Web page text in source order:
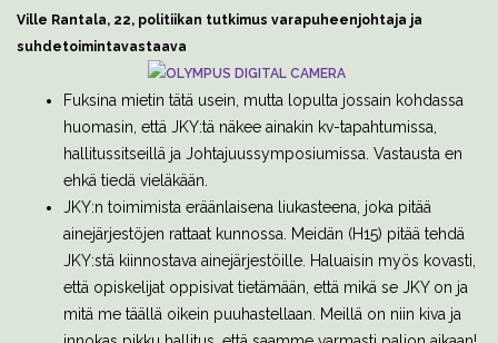
Ville Rantala, 22, politiikan tutkimus varapuheenjohtaja ja
suhdetoimintavastaava
Fuksina mietin tätä usein, mutta lopulta jossain kohdassa
huomasin, että JKY:tä näkee ainakin kv-tapahtumissa,
hallitussitseillä ja Johtajuussymposiumissa. Vastausta en
ehkä tiedä vieläkään.
JKY:n toimimista eräänlaisena liukasteena, joka pitää
ainejärjestöjen rattaat kunnossa. Meidän (H15) pitää tehdä
JKY:stä kiinnostava ainejärjestöille. Haluaisin myös kovasti,
että opiskelijat oppisivat tietämään, että mikä se JKY on ja
mitä me täällä oikein puuhastellaan. Meillä on niin kiva ja